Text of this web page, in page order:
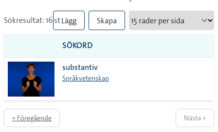
Sökresultat: 16 stLägg
till
alla i
lista
Skapa
SÖKORD
substantiv
Språkvetenskap
« Föregående Nästa »